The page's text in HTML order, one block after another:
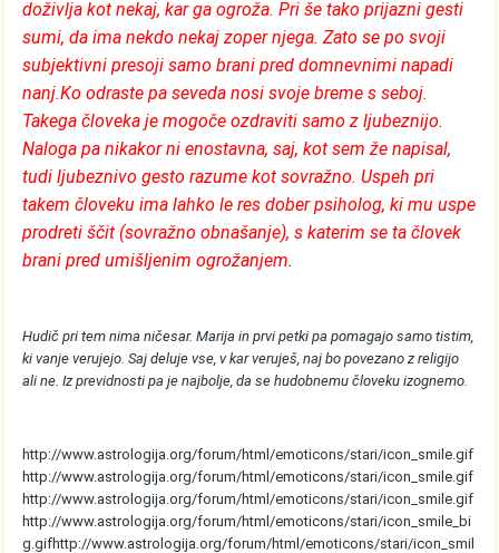
doživlja kot nekaj, kar ga ogroža. Pri še tako prijazni gesti
sumi, da ima nekdo nekaj zoper njega. Zato se po svoji
subjektivni presoji samo brani pred domnevnimi napadi
nanj.Ko odraste pa seveda nosi svoje breme s seboj.
Takega človeka je mogoče ozdraviti samo z ljubeznijo.
Naloga pa nikakor ni enostavna, saj, kot sem že napisal,
tudi ljubeznivo gesto razume kot sovražno. Uspeh pri
takem človeku ima lahko le res dober psiholog, ki mu uspe
prodreti ščit (sovražno obnašanje), s katerim se ta človek
brani pred umišljenim ogrožanjem.
Hudič pri tem nima ničesar. Marija in prvi petki pa pomagajo samo tistim,
ki vanje verujejo. Saj deluje vse, v kar veruješ, naj bo povezano z religijo
ali ne. Iz previdnosti pa je najbolje, da se hudobnemu človeku izognemo.
http://www.astrologija.org/forum/html/emoticons/stari/icon_smile.gif
http://www.astrologija.org/forum/html/emoticons/stari/icon_smile.gif
http://www.astrologija.org/forum/html/emoticons/stari/icon_smile.gif
http://www.astrologija.org/forum/html/emoticons/stari/icon_smile_bi
g.gifhttp://www.astrologija.org/forum/html/emoticons/stari/icon_smil